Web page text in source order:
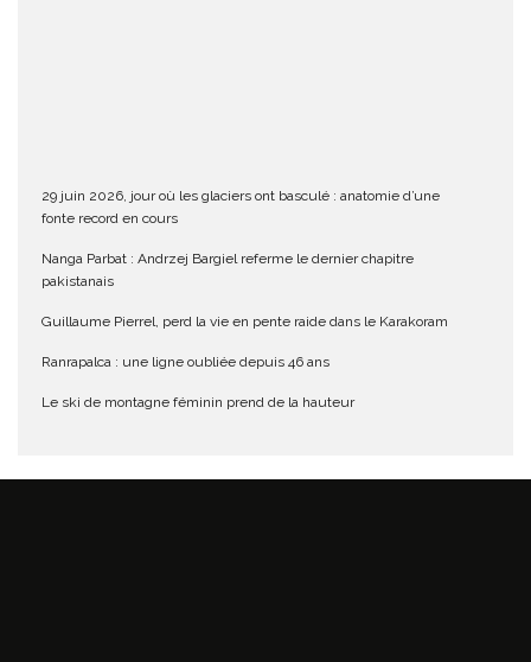
29 juin 2026, jour où les glaciers ont basculé : anatomie d’une
fonte record en cours
Nanga Parbat : Andrzej Bargiel referme le dernier chapitre
pakistanais
Guillaume Pierrel, perd la vie en pente raide dans le Karakoram
Ranrapalca : une ligne oubliée depuis 46 ans
Le ski de montagne féminin prend de la hauteur